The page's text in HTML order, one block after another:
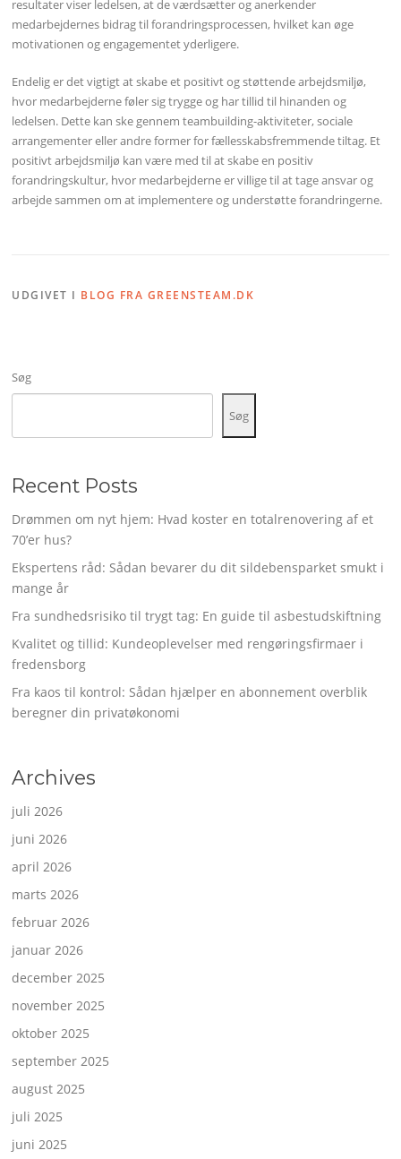
resultater viser ledelsen, at de værdsætter og anerkender
medarbejdernes bidrag til forandringsprocessen, hvilket kan øge
motivationen og engagementet yderligere.
Endelig er det vigtigt at skabe et positivt og støttende arbejdsmiljø,
hvor medarbejderne føler sig trygge og har tillid til hinanden og
ledelsen. Dette kan ske gennem teambuilding-aktiviteter, sociale
arrangementer eller andre former for fællesskabsfremmende tiltag. Et
positivt arbejdsmiljø kan være med til at skabe en positiv
forandringskultur, hvor medarbejderne er villige til at tage ansvar og
arbejde sammen om at implementere og understøtte forandringerne.
UDGIVET I BLOG FRA GREENSTEAM.DK
Søg
Søg
Recent Posts
Drømmen om nyt hjem: Hvad koster en totalrenovering af et
70’er hus?
Ekspertens råd: Sådan bevarer du dit sildebensparket smukt i
mange år
Fra sundhedsrisiko til trygt tag: En guide til asbestudskiftning
Kvalitet og tillid: Kundeoplevelser med rengøringsfirmaer i
fredensborg
Fra kaos til kontrol: Sådan hjælper en abonnement overblik
beregner din privatøkonomi
Archives
juli 2026
juni 2026
april 2026
marts 2026
februar 2026
januar 2026
december 2025
november 2025
oktober 2025
september 2025
august 2025
juli 2025
juni 2025